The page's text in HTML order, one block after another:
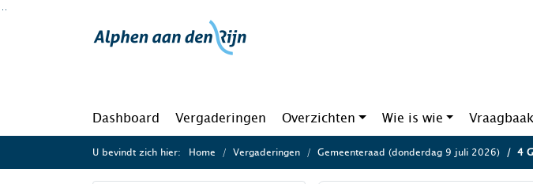
Ga naar de inhoud van deze pagina
Dashboard Vergaderingen Overzichten Wie is wie Vraagbaak
U bevindt zich hier: Home Vergaderingen Gemeenteraad (donderdag 9 juli 2026) 4